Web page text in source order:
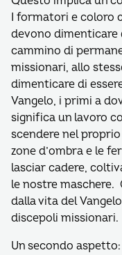
I formatori e coloro
devono dimenticare
cammino di
missionari, allo
dimenticare di
Vangelo, i primi a
significa un lavoro
scendere nel
zone d’ombra e le
lasciar cadere,
le nostre maschere.
dalla vita del
discepoli missionari.
Un secondo